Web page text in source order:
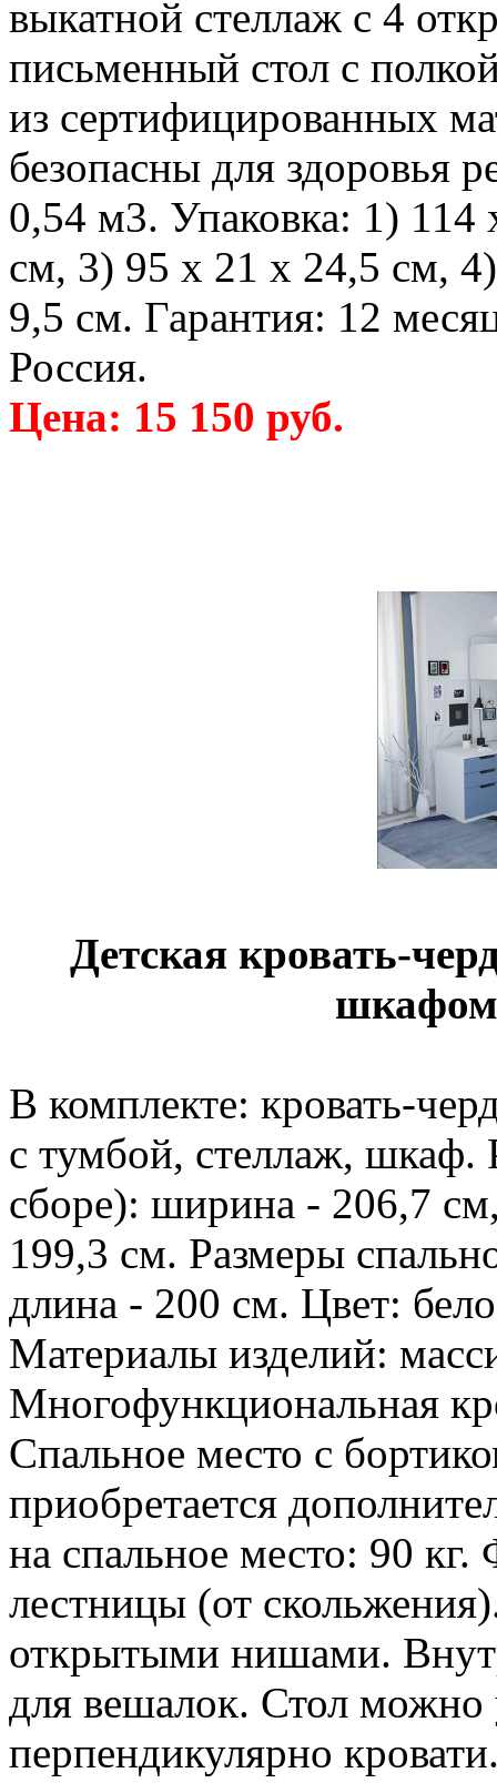
выкатной стеллаж с 4
письменный стол с
из сертифицированных
безопасны для здоровья
0,54 м3. Упаковка: 1)
см, 3) 95 х 21 х 24,5 см,
9,5 см. Гарантия: 12
Россия.
Цена: 15 150 руб.
Детская кровать-
шкафом
В комплекте: кровать-
с тумбой, стеллаж, шкаф.
сборе): ширина - 206,7
199,3 см. Размеры
длина - 200 см. Цвет:
Материалы изделий:
Многофункциональная
Спальное место с
приобретается
на спальное место: 90 кг.
лестницы (от
открытыми нишами.
для вешалок. Стол можно
перпендикулярно